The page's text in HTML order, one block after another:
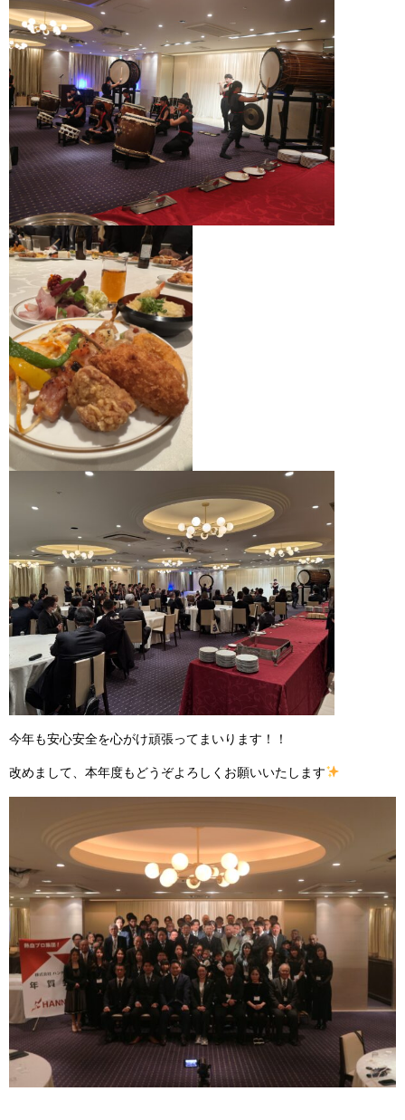
今年も安心安全を心がけ頑張ってまいります！！
改めまして、本年度もどうぞよろしくお願いいたします